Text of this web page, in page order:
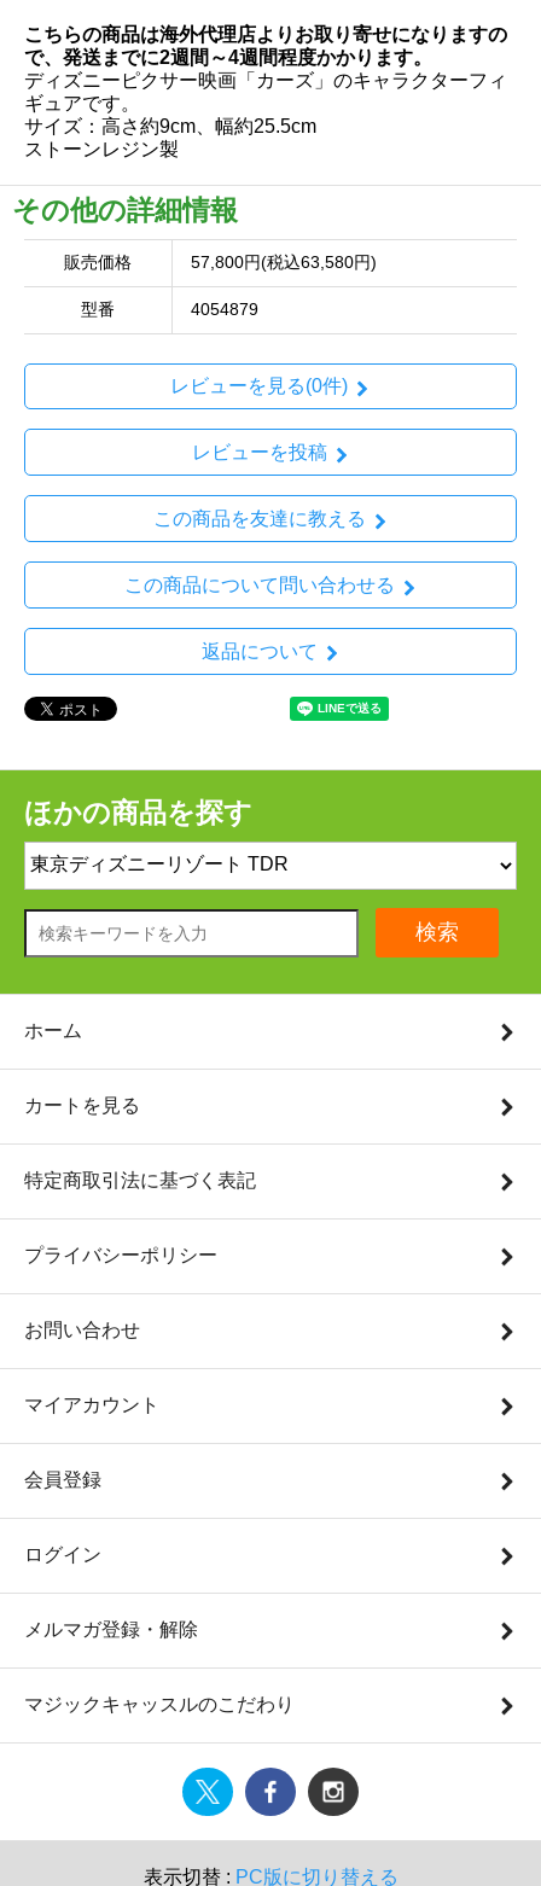
こちらの商品は海外代理店よりお取り寄せになりますの
で、発送までに2週間～4週間程度かかります。
ディズニーピクサー映画「カーズ」のキャラクターフィ
ギュアです。
サイズ：高さ約9cm、幅約25.5cm
ストーンレジン製
その他の詳細情報
販売価格 57,800円(税込63,580円)
型番 4054879
レビューを見る(0件)
レビューを投稿
この商品を友達に教える
この商品について問い合わせる
返品について
ほかの商品を探す
検索
ホーム
カートを見る
特定商取引法に基づく表記
プライバシーポリシー
お問い合わせ
マイアカウント
会員登録
ログイン
メルマガ登録・解除
マジックキャッスルのこだわり
表示切替 : PC版に切り替える